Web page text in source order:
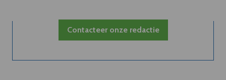
Contacteer onze redactie